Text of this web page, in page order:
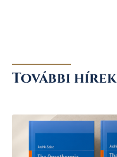
További hírek